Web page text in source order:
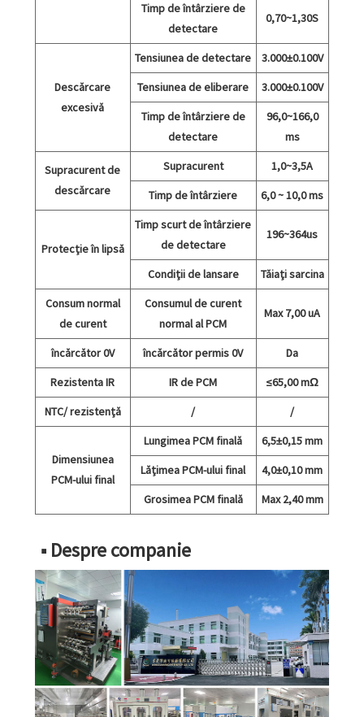
Timp de întârziere de
detectare
0,70~1,30S
Descărcare
excesivă
Tensiunea de detectare
3.000±0.100V
Tensiunea de eliberare
3.000±0.100V
Timp de întârziere de
detectare
96,0~166,0
ms
Supracurent de
descărcare
Supracurent
1,0~3,5A
Timp de întârziere
6,0 ~ 10,0 ms
Protecție în lipsă
Timp scurt de întârziere
de detectare
196~364us
Condiții de lansare
Tăiați sarcina
Consum normal
de curent
Consumul de curent
normal al PCM
Max 7,00 uA
încărcător 0V încărcător permis 0V
Da
Rezistenta IR
IR de PCM
≤65,00 mΩ
NTC/ rezistență
/ /
Dimensiunea
PCM-ului final
Lungimea PCM finală
6,5±0,15 mm
Lățimea PCM-ului final
4,0±0,10 mm
Grosimea PCM finală
Max 2,40 mm
■ Despre companie